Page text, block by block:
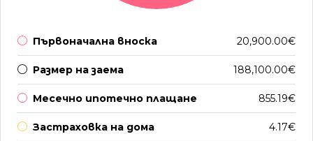
Първоначална вноска 20,900.00€
Размер на заема 188,100.00€
Месечно ипотечно плащане 855.19€
Застраховка на дома 4.17€